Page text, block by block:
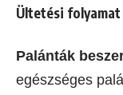
Ültetési folyamat
Palánták
egészséges